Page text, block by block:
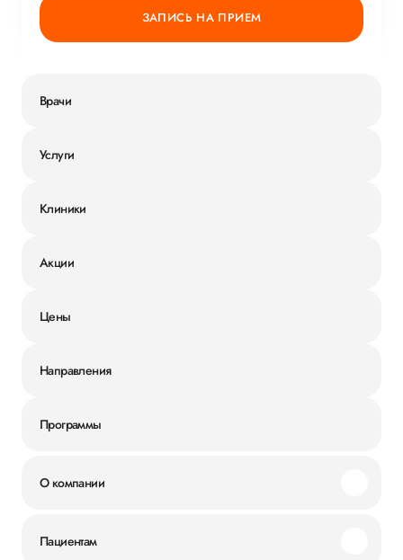
ЗАПИСЬ НА ПРИЕМ
Врачи
Услуги
Клиники
Акции
Цены
Направления
Программы
О компании
Пациентам